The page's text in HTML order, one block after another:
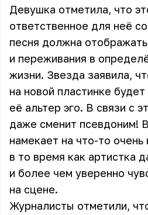
Девушка отметила, что
ответственное для неё
песня должна
и переживания в
жизни. Звезда заявила,
на новой пластинке
её альтер эго. В связи с
даже сменит псевдоним!
намекает на что-то
в то время как артистка
и более чем уверенно
на сцене.
Журналисты отметили,